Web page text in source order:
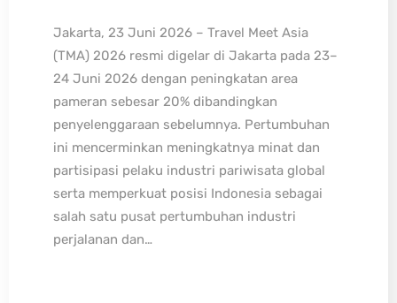
Jakarta, 23 Juni 2026 – Travel Meet Asia
(TMA) 2026 resmi digelar di Jakarta pada 23–
24 Juni 2026 dengan peningkatan area
pameran sebesar 20% dibandingkan
penyelenggaraan sebelumnya. Pertumbuhan
ini mencerminkan meningkatnya minat dan
partisipasi pelaku industri pariwisata global
serta memperkuat posisi Indonesia sebagai
salah satu pusat pertumbuhan industri
perjalanan dan…